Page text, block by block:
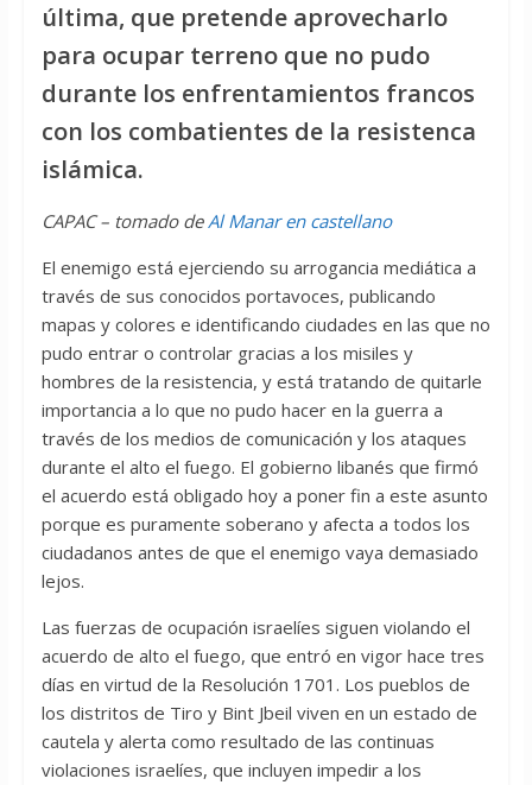
última, que pretende aprovecharlo
para ocupar terreno que no pudo
durante los enfrentamientos francos
con los combatientes de la resistenca
islámica.
CAPAC – tomado deAl Manar en castellano
El enemigo está ejerciendo su arrogancia mediática a
través de sus conocidos portavoces, publicando
mapas y colores e identificando ciudades en las que no
pudo entrar o controlar gracias a los misiles y
hombres de la resistencia, y está tratando de quitarle
importancia a lo que no pudo hacer en la guerra a
través de los medios de comunicación y los ataques
durante el alto el fuego. El gobierno libanés que firmó
el acuerdo está obligado hoy a poner fin a este asunto
porque es puramente soberano y afecta a todos los
ciudadanos antes de que el enemigo vaya demasiado
lejos.
Las fuerzas de ocupación israelíes siguen violando el
acuerdo de alto el fuego, que entró en vigor hace tres
días en virtud de la Resolución 1701. Los pueblos de
los distritos de Tiro y Bint Jbeil viven en un estado de
cautela y alerta como resultado de las continuas
violaciones israelíes, que incluyen impedir a los